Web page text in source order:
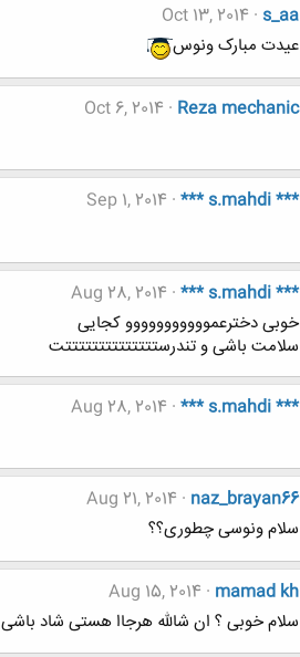
s_aa
Oct 13, 2014
عیدت مبارک ونوس
Reza mechanic
Oct 6, 2014
*** s.mahdi ***
Sep 1, 2014
*** s.mahdi ***
Aug 28, 2014
خوبی دخترعمووووووووووو کجایی
سلامت باشی و تندرستتتتتتتتتتتتتتت
*** s.mahdi ***
Aug 28, 2014
naz_brayan66
Aug 21, 2014
سلام ونوسی چطوری؟؟
mamad kh
Aug 15, 2014
سلام خوبی ؟ ان شالله هرجاا هستی شاد باشی